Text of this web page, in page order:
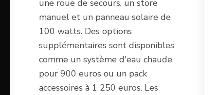
une roue de secours, un store
manuel et un panneau solaire de
100 watts. Des options
supplémentaires sont disponibles
comme un système d'eau chaude
pour 900 euros ou un pack
accessoires à 1 250 euros. Les